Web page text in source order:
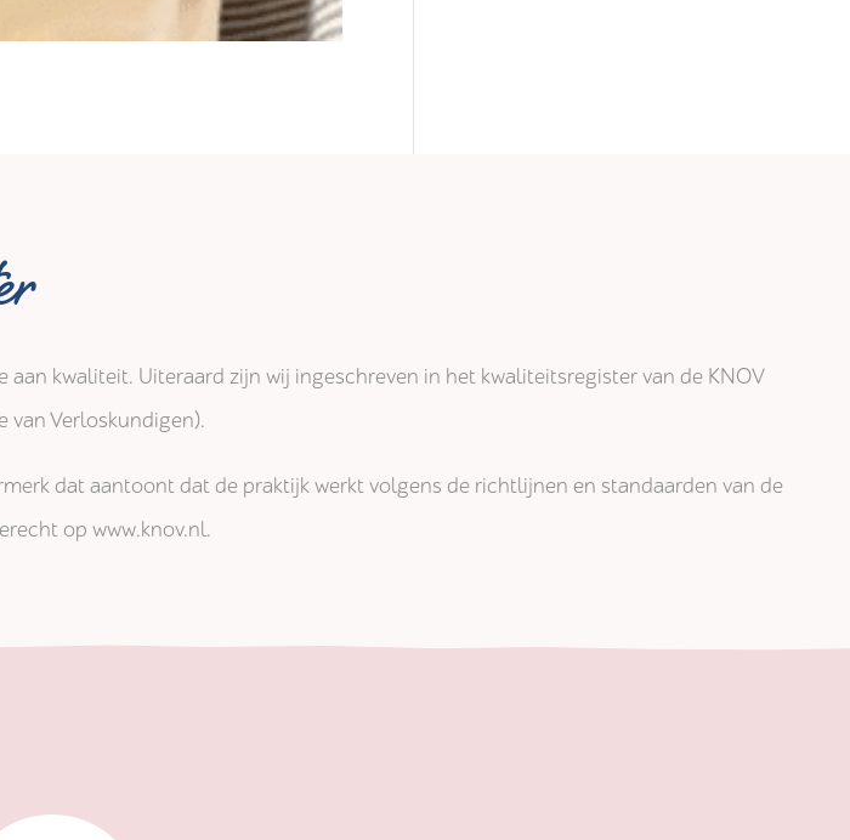
aan kwaliteit. Uiteraard zijn wij ingeschreven in het kwaliteitsregister van de KNOV
van Verloskundigen).
dat aantoont dat de praktijk werkt volgens de richtlijnen en standaarden van de
op www.knov.nl.